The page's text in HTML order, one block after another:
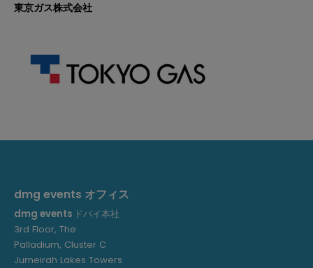
東京ガス株式会社
dmg events オフィス
dmg events ドバイ本社
3rd Floor, The
Palladium, Cluster C
Jumeirah Lakes Towers